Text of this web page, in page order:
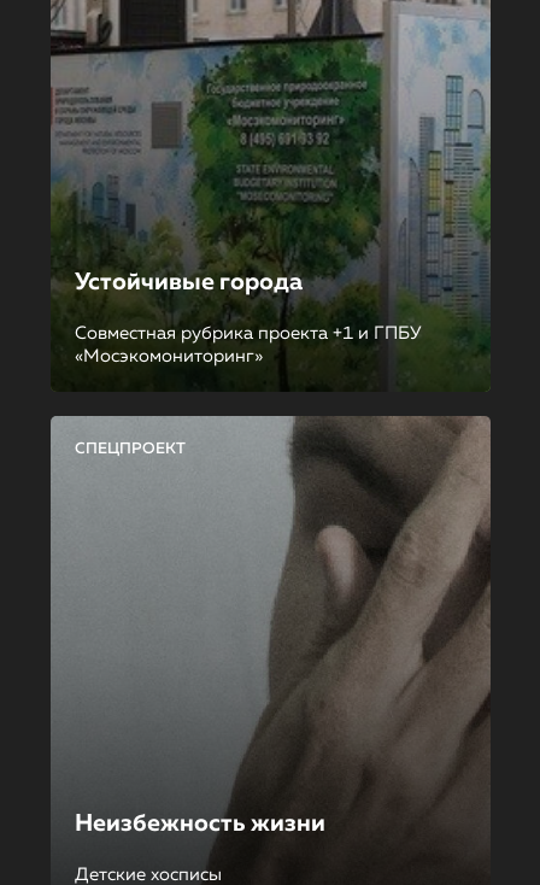
Устойчивые города
Совместная рубрика проекта +1 и ГПБУ
«Мосэкомониторинг»
СПЕЦПРОЕКТ
Неизбежность жизни
Детские хосписы